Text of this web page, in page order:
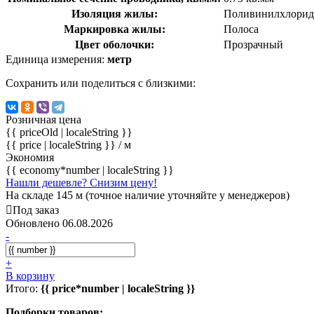
Изоляция жилы:
Маркировка жилы:
Полоса
Цвет оболочки:
Прозрачный
Единица измерения: метр
Сохранить или поделиться с близкими:
Розничная цена
{{ priceOld | localeString }}
{{ price | localeString }} / м
Экономия
{{ economy*number | localeString }}
Нашли дешевле? Снизим цену!
На складе 145 м (точное наличие уточняйте у менеджеров)
Под заказ
Обновлено 06.08.2026
-
+
В корзину
Итого: {{ price*number | localeString }}